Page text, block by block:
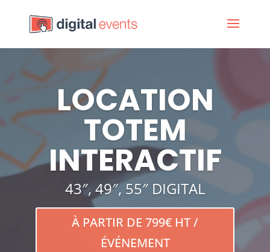
LOCATION
TOTEM
INTERACTIF
43″, 49″, 55″ DIGITAL
À PARTIR DE 799€ HT /
ÉVÉNEMENT